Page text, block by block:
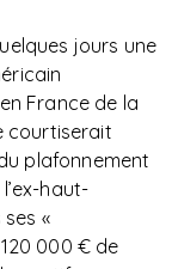
jours une
France de la
courtiserait
plafonnement
haut-
«
000 € de